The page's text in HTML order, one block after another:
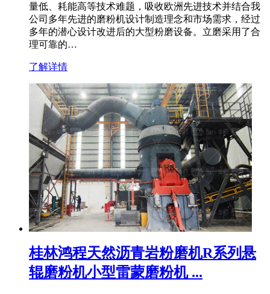
量低、耗能高等技术难题，吸收欧洲先进技术并结合我
公司多年先进的磨粉机设计制造理念和市场需求，经过
多年的潜心设计改进后的大型粉磨设备。立磨采用了合
理可靠的…
了解详情
桂林鸿程天然沥青岩粉磨机R系列悬
辊磨粉机小型雷蒙磨粉机 ...